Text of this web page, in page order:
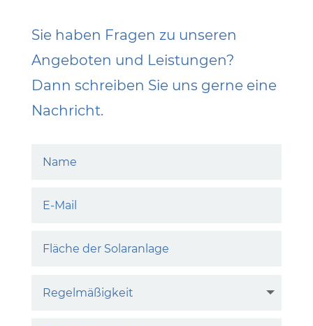
Sie haben Fragen zu unseren
Angeboten und Leistungen?
Dann schreiben Sie uns gerne eine
Nachricht.